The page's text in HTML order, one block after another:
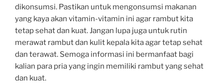
dikonsumsi. Pastikan untuk mengonsumsi makanan
yang kaya akan vitamin-vitamin ini agar rambut kita
tetap sehat dan kuat. Jangan lupa juga untuk rutin
merawat rambut dan kulit kepala kita agar tetap sehat
dan terawat. Semoga informasi ini bermanfaat bagi
kalian para pria yang ingin memiliki rambut yang sehat
dan kuat.